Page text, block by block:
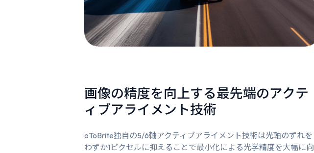
画像の精度を向上する最先端のアクテ
ィブアライメント技術
oToBrite独自の5/6軸アクティブアライメント技術は光軸のずれを
わずか1ピクセルに抑えることで最小化による光学精度を大幅に向